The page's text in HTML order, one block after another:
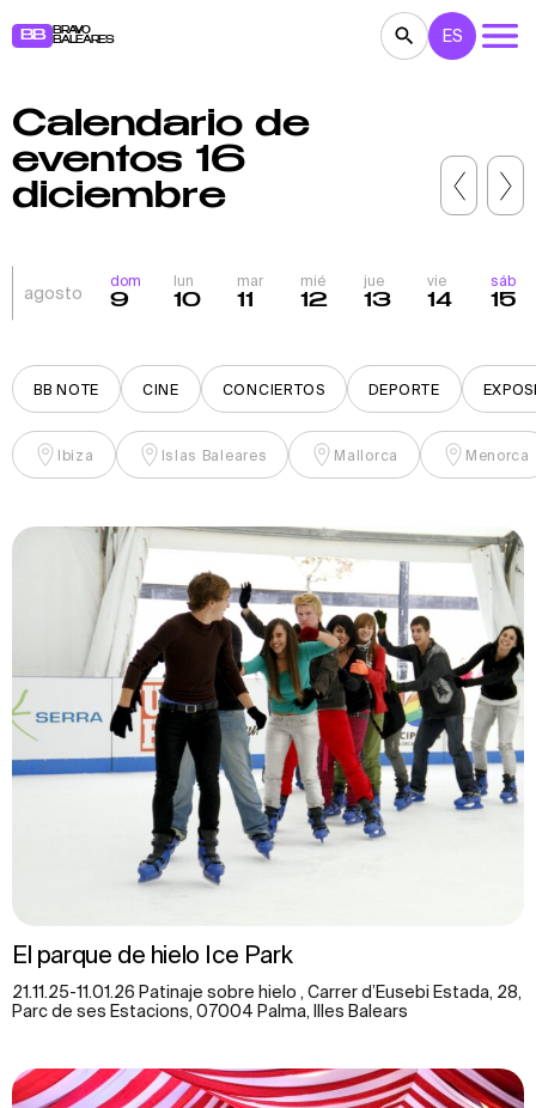
BB
BRAVO
BALEARES
CONCIERTOS TEATRO
EXPOSICIONES FESTIVALES DEPORTE
FIESTAS
ES
Calendario de
eventos 16
diciembre
agosto
dom
9
lun
10
mar
11
mié
12
jue
13
vie
14
sáb
15
BB NOTE CINE CONCIERTOS DEPORTE
Ibiza Islas Baleares Mallorca Menorca
El parque de hielo Ice Park
21.11.25-11.01.26 Patinaje sobre hielo , Carrer d’Eusebi Estada, 28,
Parc de ses Estacions, 07004 Palma, Illes Balears